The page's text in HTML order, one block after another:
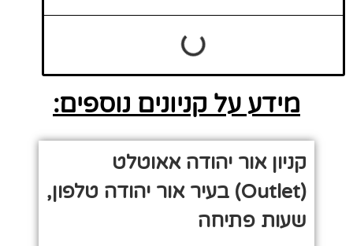
מידע על קניונים נוספים:
קניון אור יהודה אאוטלט
(Outlet) בעיר אור יהודה טלפון,
שעות פתיחה